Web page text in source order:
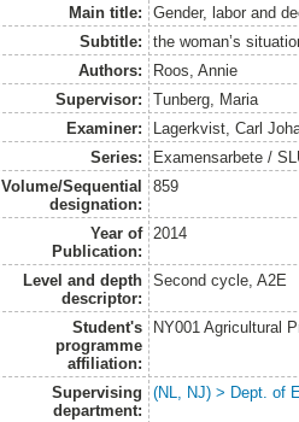
Main title:
Gender, labor and
Subtitle:
the woman’s
Authors:
Roos, Annie
Supervisor:
Tunberg, Maria
Examiner:
Lagerkvist, Carl
Series:
Examensarbete /
Volume/Sequential
designation:
859
Year of
Publication:
2014
Level and depth
descriptor:
Second cycle, A2E
Student's
programme
affiliation:
NY001 Agricultural
Supervising
department:
(NL, NJ) > Dept. of